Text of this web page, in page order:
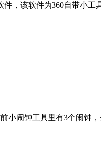
，该软件为360自带小
小闹钟工具里有3个闹钟